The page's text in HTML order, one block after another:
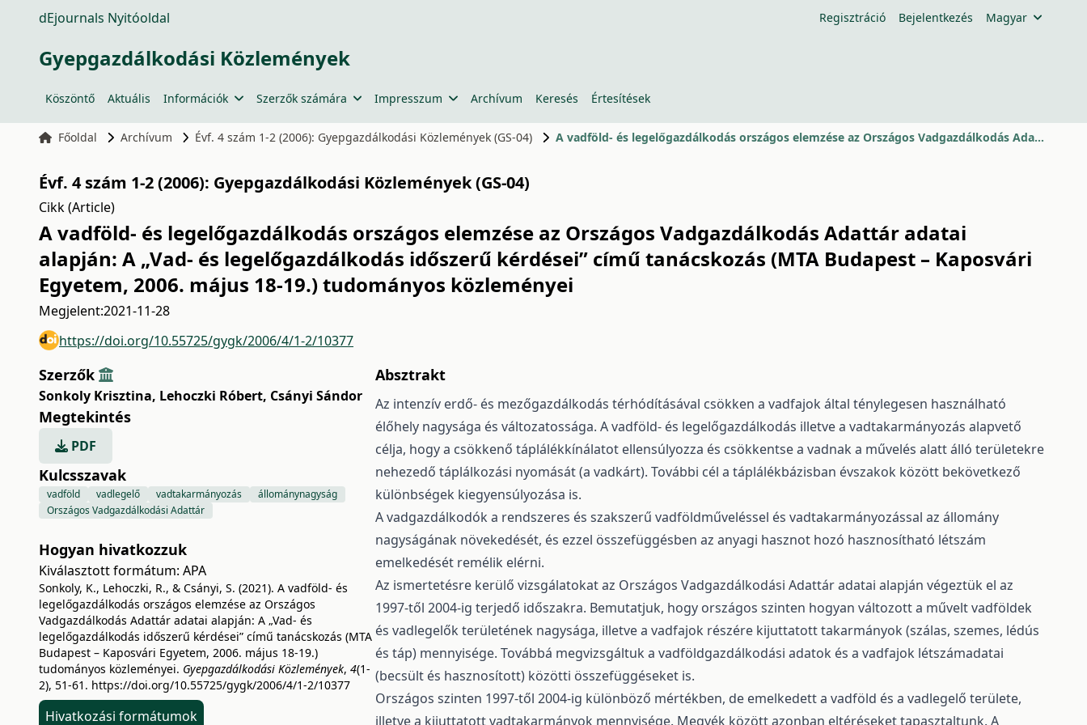
dEjournals Nyitóoldal Regisztráció Bejelentkezés Magyar
Gyepgazdálkodási Közlemények
Köszöntő Aktuális Információk Szerzők számára Impresszum Archívum Keresés Értesítések
Főoldal Archívum Évf. 4 szám 1-2 (2006): Gyepgazdálkodási Közlemények (GS-04) A vadföld- és legelőgazdálkodás országos elemzése az Országos Vadgazdálkodás Adattár adatai alapján
Évf. 4 szám 1-2 (2006): Gyepgazdálkodási Közlemények (GS-04)
Cikk (Article)
A vadföld- és legelőgazdálkodás országos elemzése az Országos Vadgazdálkodás Adattár adatai
alapján: A „Vad- és legelőgazdálkodás időszerű kérdései” című tanácskozás (MTA Budapest – Kaposvári
Egyetem, 2006. május 18-19.) tudományos közleményei
Megjelent:2021-11-28
https://doi.org/10.55725/gygk/2006/4/1-2/10377
Szerzők
Sonkoly Krisztina, Lehoczki Róbert, Csányi Sándor
Megtekintés
PDF
Kulcsszavak
vadföld vadlegelő vadtakarmányozás
állománynagyság
Országos Vadgazdálkodási Adattár
Hogyan hivatkozzuk
Kiválasztott formátum: APA
Sonkoly, K., Lehoczki, R., & Csányi, S. (2021). A vadföld- és
legelőgazdálkodás országos elemzése az Országos
Vadgazdálkodás Adattár adatai alapján: A „Vad- és
legelőgazdálkodás időszerű kérdései” című tanácskozás (MTA
Budapest – Kaposvári Egyetem, 2006. május 18-19.)
tudományos közleményei. Gyepgazdálkodási Közlemények, 4(1-
2), 51-61. https://doi.org/10.55725/gygk/2006/4/1-2/10377
Hivatkozási formátumok
Absztrakt
Az intenzív erdő- és mezőgazdálkodás térhódításával csökken a vadfajok által ténylegesen használható
élőhely nagysága és változatossága. A vadföld- és legelőgazdálkodás illetve a vadtakarmányozás alapvető
célja, hogy a csökkenő táplálékkínálatot ellensúlyozza és csökkentse a vadnak a művelés alatt álló területekre
nehezedő táplálkozási nyomását (a vadkárt). További cél a táplálékbázisban évszakok között bekövetkező
különbségek kiegyensúlyozása is.
A vadgazdálkodók a rendszeres és szakszerű vadföldműveléssel és vadtakarmányozással az állomány
nagyságának növekedését, és ezzel összefüggésben az anyagi hasznot hozó hasznosítható létszám
emelkedését remélik elérni.
Az ismertetésre kerülő vizsgálatokat az Országos Vadgazdálkodási Adattár adatai alapján végeztük el az
1997-től 2004-ig terjedő időszakra. Bemutatjuk, hogy országos szinten hogyan változott a művelt vadföldek
és vadlegelők területének nagysága, illetve a vadfajok részére kijuttatott takarmányok (szálas, szemes, lédús
és táp) mennyisége. Továbbá megvizsgáltuk a vadföldgazdálkodási adatok és a vadfajok létszámadatai
(becsült és hasznosított) közötti összefüggéseket is.
Országos szinten 1997-től 2004-ig különböző mértékben, de emelkedett a vadföld és a vadlegelő területe,
illetve a kijuttatott vadtakarmányok mennyisége. Megyék között azonban eltéréseket tapasztaltunk. A